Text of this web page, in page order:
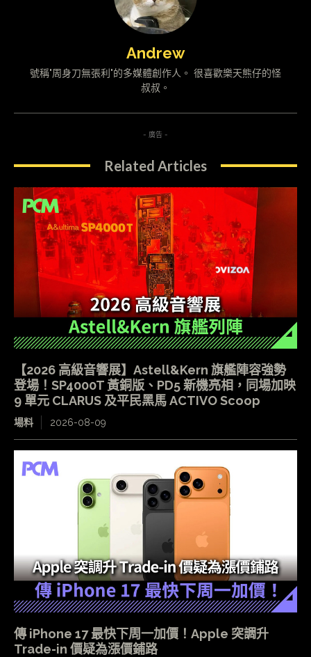
Andrew
號稱"周身刀無張利"的多媒體創作人。 很喜歡樂天熊仔的怪
叔叔。
- 廣告 -
Related Articles
【2026 高級音響展】Astell&Kern 旗艦陣容強勢
登場！SP4000T 黃銅版、PD5 新機亮相，同場加映
9 單元 CLARUS 及平民黑馬 ACTIVO Scoop
場料 2026-08-09
傳 iPhone 17 最快下周一加價！Apple 突調升
Trade-in 價疑為漲價鋪路